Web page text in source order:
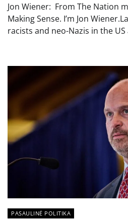
Jon Wiener: From The Nation
Making Sense. I’m Jon
racists and neo-Nazis in the
PASAULINĖ POLITIKA